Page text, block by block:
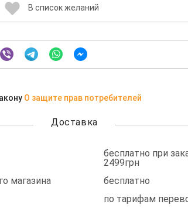
В список желаний
О защите прав потребителей
Доставка
бесплатно при
2499грн
магазина
бесплатно
по тарифам